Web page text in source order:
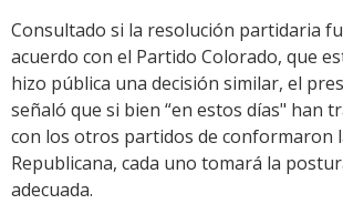
Consultado si la resolución partidaria
acuerdo con el Partido Colorado, que
hizo pública una decisión similar, el
señaló que si bien “en estos días" han
con los otros partidos de conformaron
Republicana, cada uno tomará la
adecuada.